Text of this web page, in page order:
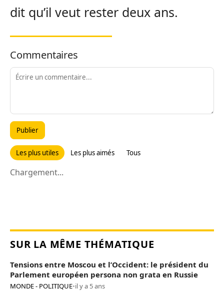
dit qu’il veut rester deux ans.
Commentaires
Publier
Les plus utiles Les plus aimés Tous
Chargement...
SUR LA MÊME THÉMATIQUE
Tensions entre Moscou et l’Occident: le président du
Parlement européen persona non grata en Russie
MONDE - POLITIQUE•il y a 5 ans